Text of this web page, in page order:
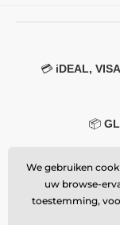
💳 iDEAL,
📦
Okružní
We gebruiken
uw browse-
toestemming,